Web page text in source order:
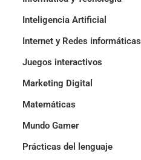
Inteligencia Artificial
Internet y Redes informáticas
Juegos interactivos
Marketing Digital
Matemáticas
Mundo Gamer
Prácticas del lenguaje